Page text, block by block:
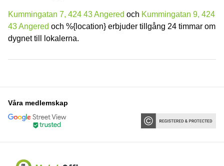
Kummingatan 7, 424 43 Angered och Kummingatan 9, 424
43 Angered och %{location} erbjuder tillgång 24 timmar om
dygnet till lokalerna.
Våra medlemskap